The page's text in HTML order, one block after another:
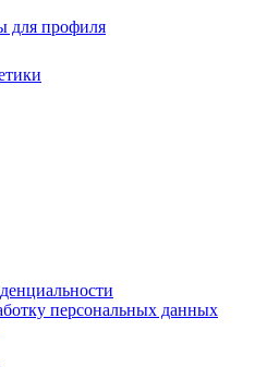
для профиля
персональных данных